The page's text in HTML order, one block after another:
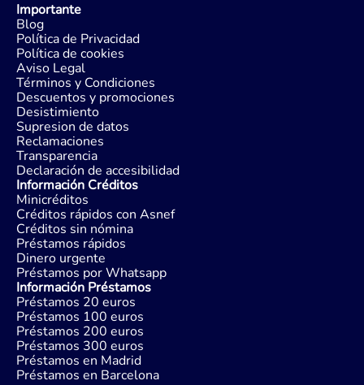
Importante
Blog
Política de Privacidad
Política de cookies
Aviso Legal
Términos y Condiciones
Descuentos y promociones
Desistimiento
Supresion de datos
Reclamaciones
Transparencia
Declaración de accesibilidad
Información Créditos
Minicréditos
Créditos rápidos con Asnef
Créditos sin nómina
Préstamos rápidos
Dinero urgente
Préstamos por Whatsapp
Información Préstamos
Préstamos 20 euros
Préstamos 100 euros
Préstamos 200 euros
Préstamos 300 euros
Préstamos en Madrid
Préstamos en Barcelona